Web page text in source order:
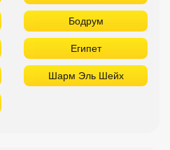
Бодрум
Египет
Шарм Эль Шейх